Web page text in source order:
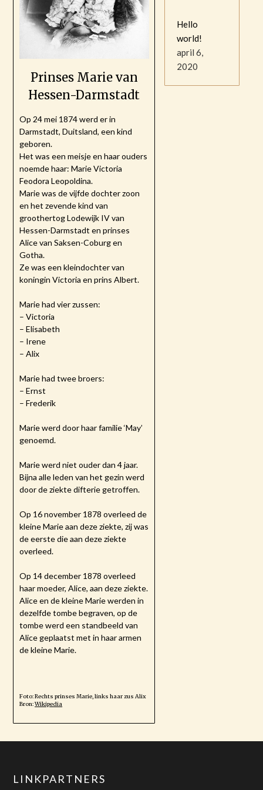
Prinses Marie van
Hessen-Darmstadt
Op 24 mei 1874 werd er in
Darmstadt, Duitsland, een kind
geboren.
Het was een meisje en haar ouders
noemde haar: Marie Victoria
Feodora Leopoldina.
Marie was de vijfde dochter zoon
en het zevende kind van
groothertog Lodewijk IV van
Hessen-Darmstadt en prinses
Alice van Saksen-Coburg en
Gotha.
Ze was een kleindochter van
koningin Victoria en prins Albert.
Marie had vier zussen:
– Victoria
– Elisabeth
– Irene
– Alix
Marie had twee broers:
– Ernst
– Frederik
Marie werd door haar familie ‘May’
genoemd.
Marie werd niet ouder dan 4 jaar.
Bijna alle leden van het gezin werd
door de ziekte difterie getroffen.
Op 16 november 1878 overleed de
kleine Marie aan deze ziekte, zij was
de eerste die aan deze ziekte
overleed.
Op 14 december 1878 overleed
haar moeder, Alice, aan deze ziekte.
Alice en de kleine Marie werden in
dezelfde tombe begraven, op de
tombe werd een standbeeld van
Alice geplaatst met in haar armen
de kleine Marie.
Foto: Rechts prinses Marie, links haar zus Alix
Bron:Wikipedia
Hello
world!
april 6,
2020
LINKPARTNERS